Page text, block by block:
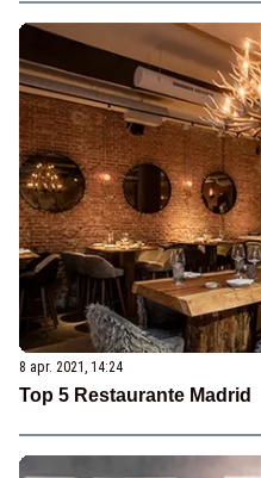
8 apr. 2021, 14:24
Top 5 Restaurante Madrid